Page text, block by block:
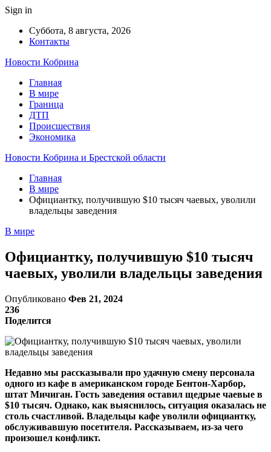
Sign in
Суббота, 8 августа, 2026
Контакты
Новости Кобрина
Главная
В мире
Граница
ДТП
Происшествия
Экономика
Новости Кобрина и Брестской области
Главная
В мире
Официантку, получившую $10 тысяч чаевых, уволили
владельцы заведения
В мире
Официантку, получившую $10 тысяч
чаевых, уволили владельцы заведения
Опубликовано Фев 21, 2024
236
Поделится
Недавно мы рассказывали про удачную смену персонала
одного из кафе в американском городе Бентон-Харбор,
штат Мичиган. Гость заведения оставил щедрые чаевые в
$10 тысяч. Однако, как выяснилось, ситуация оказалась не
столь счастливой. Владельцы кафе уволили официантку,
обслуживавшую посетителя. Рассказываем, из-за чего
произошел конфликт.